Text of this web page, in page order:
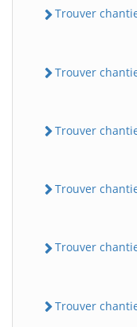
Trouver
Trouver
Trouver
Trouver
Trouver
Trouver